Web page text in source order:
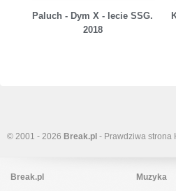
Paluch - Dym X - lecie SSG.
2018
© 2001 - 2026 Break.pl - Prawdziwa strona
Break.pl
Muzyka